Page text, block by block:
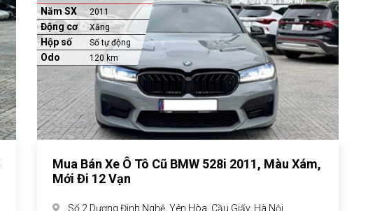
Năm SX 2011
Động cơ Xăng
Hộp số Số tự động
Odo 120 km
Mua Bán Xe Ô Tô Cũ BMW 528i 2011, Màu Xám,
Mới Đi 12 Vạn
Số 2 Dương Đình Nghệ, Yên Hòa, Cầu Giấy, Hà Nội